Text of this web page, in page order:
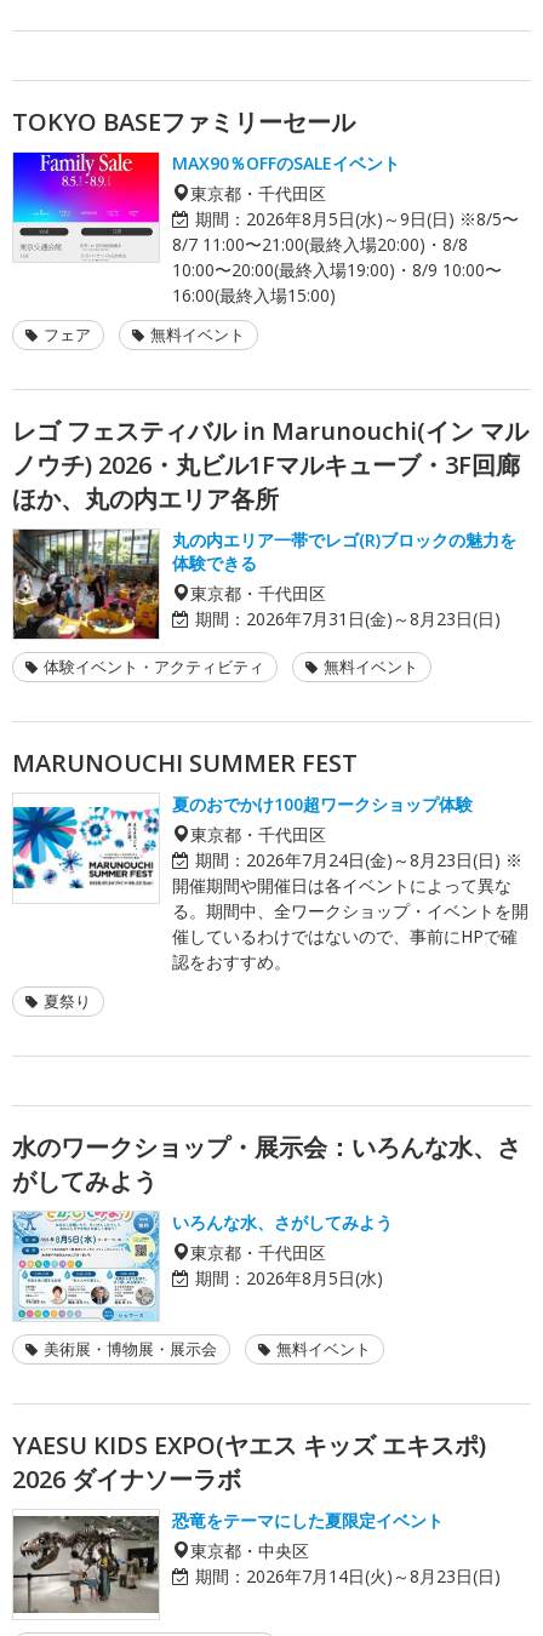
TOKYO BASEファミリーセール
MAX90％OFFのSALEイベント
東京都・千代田区
期間： 2026年8月5日(水)～9日(日) ※8/5〜
8/7 11:00〜21:00(最終入場20:00)・8/8
10:00〜20:00(最終入場19:00)・8/9 10:00〜
16:00(最終入場15:00)
フェア 無料イベント
レゴ フェスティバル in Marunouchi(イン マル
ノウチ) 2026・丸ビル1Fマルキューブ・3F回廊
ほか、丸の内エリア各所
丸の内エリア一帯でレゴ(R)ブロックの魅力を
体験できる
東京都・千代田区
期間： 2026年7月31日(金)～8月23日(日)
体験イベント・アクティビティ 無料イベント
MARUNOUCHI SUMMER FEST
夏のおでかけ100超ワークショップ体験
東京都・千代田区
期間： 2026年7月24日(金)～8月23日(日) ※
開催期間や開催日は各イベントによって異な
る。期間中、全ワークショップ・イベントを開
催しているわけではないので、事前にHPで確
認をおすすめ。
夏祭り
水のワークショップ・展示会：いろんな水、さ
がしてみよう
いろんな水、さがしてみよう
東京都・千代田区
期間： 2026年8月5日(水)
美術展・博物展・展示会 無料イベント
YAESU KIDS EXPO(ヤエス キッズ エキスポ)
2026 ダイナソーラボ
恐竜をテーマにした夏限定イベント
東京都・中央区
期間： 2026年7月14日(火)～8月23日(日)